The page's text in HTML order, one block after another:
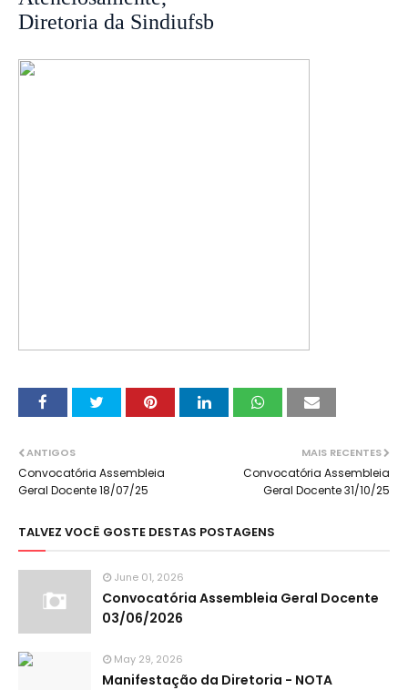
Diretoria da Sindiufsb
MAIS RECENTES
Convocatória Assembleia
Geral Docente 31/10/25
ANTIGOS
Convocatória Assembleia
Geral Docente 18/07/25
TALVEZ VOCÊ GOSTE DESTAS POSTAGENS
June 01, 2026
Convocatória Assembleia Geral Docente
03/06/2026
May 29, 2026
Manifestação da Diretoria - NOTA